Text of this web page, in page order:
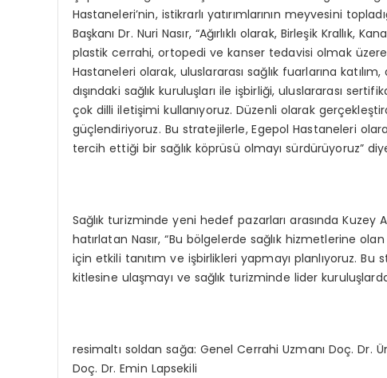
Hastaneleri’nin, istikrarlı yatırımlarının meyvesini
Başkanı Dr. Nuri Nasır, “Ağırlıklı olarak, Birleşik
plastik cerrahi, ortopedi ve kanser tedavisi olmak
Hastaneleri olarak, uluslararası sağlık fuarlarına
dışındaki sağlık kuruluşları ile işbirliği, uluslararası
çok dilli iletişimi kullanıyoruz. Düzenli olarak
güçlendiriyoruz. Bu stratejilerle, Egepol Hastaneleri
tercih ettiği bir sağlık köprüsü olmayı sürdürüyoruz”
Sağlık turizminde yeni hedef pazarları arasında
hatırlatan Nasır, “Bu bölgelerde sağlık hizmetlerine
için etkili tanıtım ve işbirlikleri yapmayı planlıyoruz.
kitlesine ulaşmayı ve sağlık turizminde lider
resimaltı soldan sağa: Genel Cerrahi Uzmanı Doç. Dr.
Doç. Dr. Emin Lapsekili